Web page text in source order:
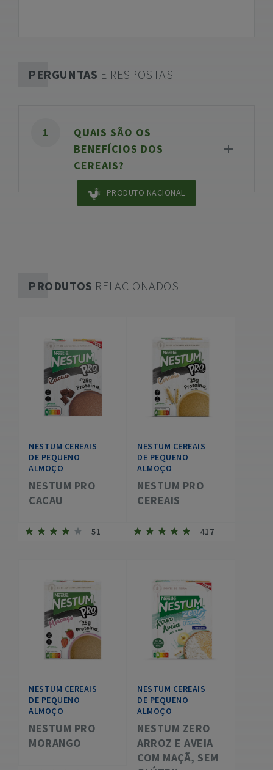
PERGUNTAS E RESPOSTAS
QUAIS SÃO OS
BENEFÍCIOS DOS
CEREAIS?
PRODUTO NACIONAL
PRODUTOS RELACIONADOS
NESTUM CEREAIS
DE PEQUENO
ALMOÇO
NESTUM PRO
CACAU
51
NESTUM CEREAIS
DE PEQUENO
ALMOÇO
NESTUM PRO
CEREAIS
417
NESTUM CEREAIS
DE PEQUENO
ALMOÇO
NESTUM PRO
MORANGO
NESTUM CEREAIS
DE PEQUENO
ALMOÇO
NESTUM ZERO
ARROZ E AVEIA
COM MAÇÃ, SEM